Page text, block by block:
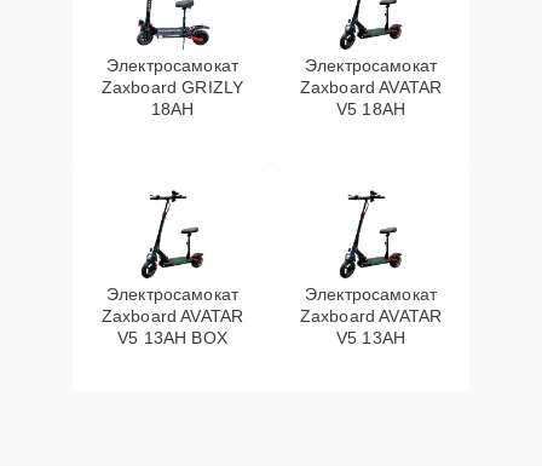
Электросамокат
Zaxboard GRIZLY
18AH
Электросамокат
Zaxboard AVATAR
V5 18AH
Электросамокат
Zaxboard AVATAR
V5 13AH BOX
Электросамокат
Zaxboard AVATAR
V5 13AH